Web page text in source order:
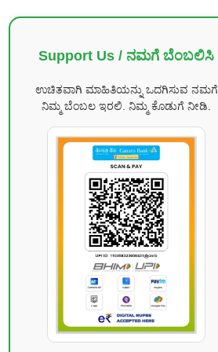
Support Us / ನಮಗೆ ಬೆಂಬಲಿಸಿ
ಉಚಿತವಾಗಿ ಮಾಹಿತಿಯನ್ನು ಒದಗಿಸುವ ನಮಗೆ
ನಿಮ್ಮ ಬೆಂಬಲ ಇರಲಿ. ನಿಮ್ಮ ಕೊಡುಗೆ ನೀಡಿ.